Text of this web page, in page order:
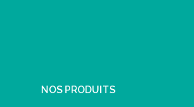
NOS PRODUITS